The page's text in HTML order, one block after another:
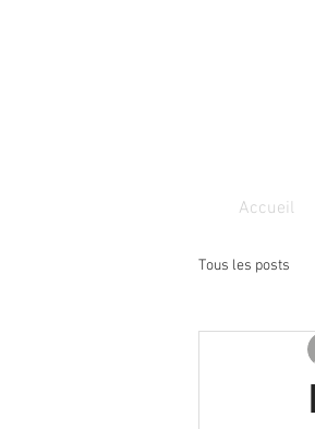
Accueil
Tous les posts